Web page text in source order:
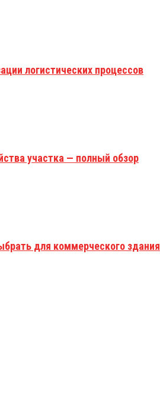
логистических процессов
участка — полный обзор
для коммерческого здания